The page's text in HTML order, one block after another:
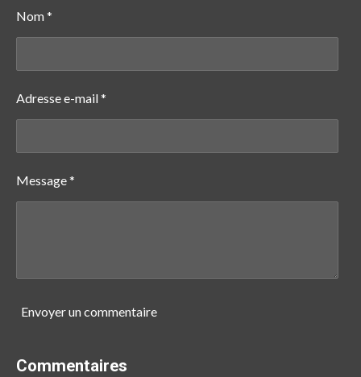
e
Nom *
Adresse e-mail *
Message *
Envoyer un commentaire
Commentaires